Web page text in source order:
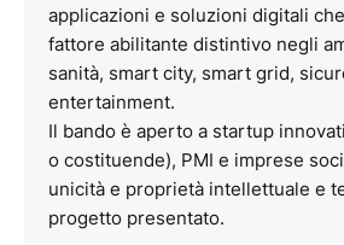
applicazioni e soluzioni digitali
fattore abilitante distintivo negli
sanità, smart city, smart grid,
entertainment.
Il bando è aperto a startup
o costituende), PMI e imprese
unicità e proprietà intellettuale e
progetto presentato.